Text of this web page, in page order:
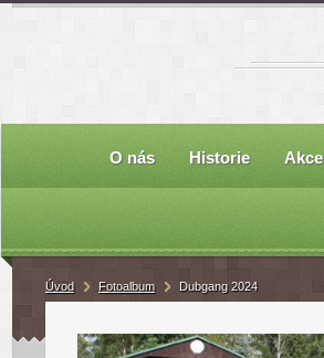
O nás Historie Akce
Úvod Fotoalbum Dubgang 2024